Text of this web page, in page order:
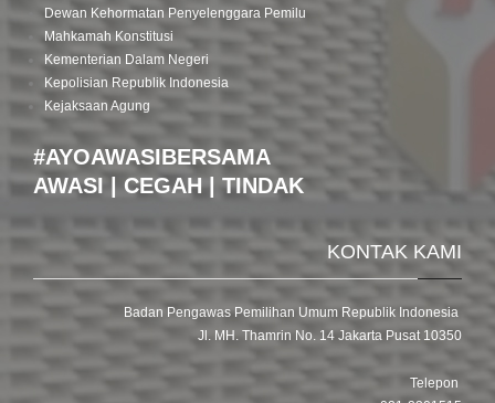
Dewan Kehormatan Penyelenggara Pemilu
Mahkamah Konstitusi
Kementerian Dalam Negeri
Kepolisian Republik Indonesia
Kejaksaan Agung
#AYOAWASIBERSAMA
AWASI | CEGAH | TINDAK
KONTAK KAMI
Badan Pengawas Pemilihan Umum Republik Indonesia
Jl. MH. Thamrin No. 14 Jakarta Pusat 10350
Telepon